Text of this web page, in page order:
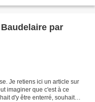
par
Je retiens ici un article sur
imaginer que c'est à ce
d'y être enterré, souhait